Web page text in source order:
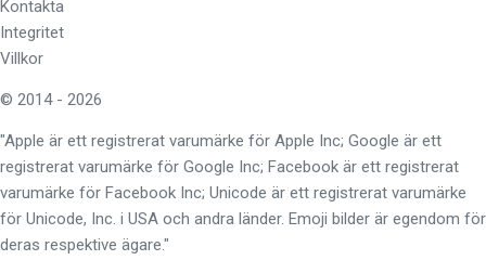
Kontakta
Integritet
Villkor
© 2014 - 2026
"Apple är ett registrerat varumärke för Apple Inc; Google är ett
registrerat varumärke för Google Inc; Facebook är ett registrerat
varumärke för Facebook Inc; Unicode är ett registrerat varumärke
för Unicode, Inc. i USA och andra länder. Emoji bilder är egendom för
deras respektive ägare."